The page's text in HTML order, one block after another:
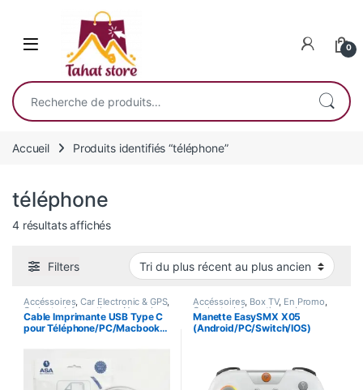
0
Recherche pour :
Accueil Produits identifiés “téléphone”
téléphone
4 résultats affichésTrié du plus récent au plus ancien
Filters
Accéssoires,Car Electronic & GPS,
Gadgets Informatique,Nouvel
Arrivage,Smart Home,Tablette,
Téléphones
Cable Imprimante USB Type C
pour Téléphone/PC/Macbook…
Accéssoires, Box TV, En Promo,
Gadgets Informatique ,Jeux
Vidéos,Nouvel Arrivage,
Home
Manette EasySMX X05
(Android/PC/Switch/IOS)